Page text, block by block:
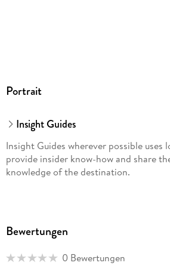
Portrait
Insight Guides
Insight Guides wherever possible uses
provide insider know-how and share
knowledge of the destination.
Bewertungen
0 Bewertungen